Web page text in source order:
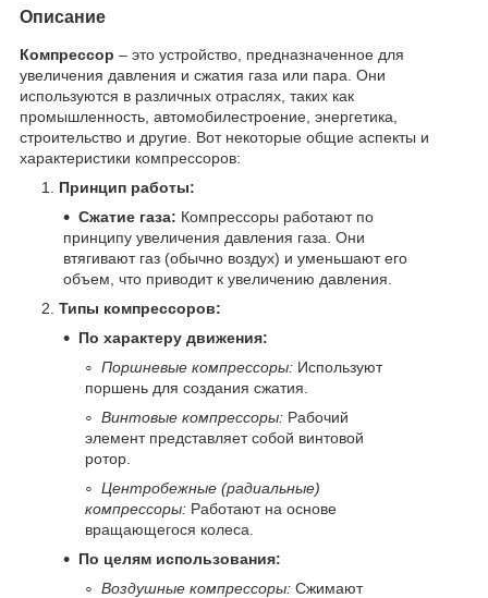
Описание
Компрессор – это устройство, предназначенное для
увеличения давления и сжатия газа или пара. Они
используются в различных отраслях, таких как
промышленность, автомобилестроение, энергетика,
строительство и другие. Вот некоторые общие аспекты и
характеристики компрессоров:
Принцип работы:
Сжатие газа: Компрессоры работают по
принципу увеличения давления газа. Они
втягивают газ (обычно воздух) и уменьшают его
объем, что приводит к увеличению давления.
Типы компрессоров:
По характеру движения:
Поршневые компрессоры: Используют
поршень для создания сжатия.
Винтовые компрессоры: Рабочий
элемент представляет собой винтовой
ротор.
Центробежные (радиальные)
компрессоры: Работают на основе
вращающегося колеса.
По целям использования:
Воздушные компрессоры: Сжимают